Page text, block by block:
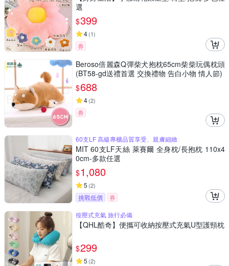
選
$399
4(1)
券
Beroso倍麗森Q彈柴犬抱枕65cm柴柴玩偶枕頭
(BT58-gd送禮首選 交換禮物 告白小物 情人節)
$688
4(2)
券
60支LF 高級專櫃品質享受、親膚細緻
MIT 60支LF天絲 萊賽爾 全身枕/長抱枕 110x4
0cm-多款任選
$1,080
5 (2)
挑戰低價
券
按壓式充氣 旅行必備
【QHL酷奇】便攜可收納按壓式充氣U型護頸枕
$299
5 (2)